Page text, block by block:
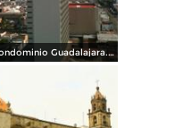
Condominio Guadalajara. Abril/2015